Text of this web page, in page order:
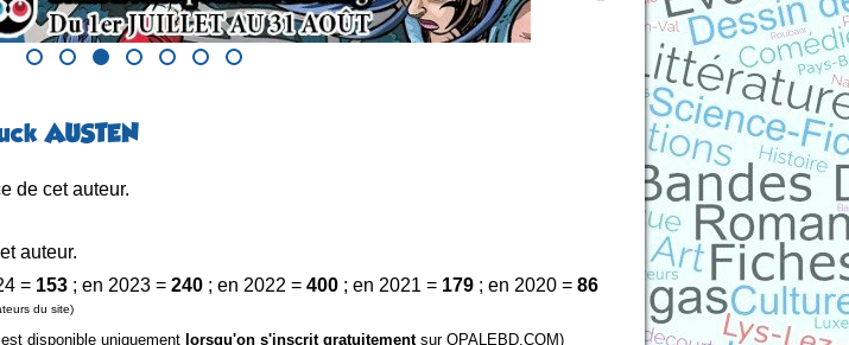
AUSTEN
de cet auteur.
auteur.
= 153 ; en 2023 = 240 ; en 2022 = 400 ; en 2021 = 179 ; en 2020 = 86
du site)
disponible uniquement lorsqu'on s'inscrit gratuitementsur OPALEBD.COM)